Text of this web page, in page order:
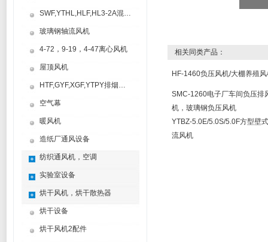
SWF,YTHL,HLF,HL3-2A混流风机
玻璃钢轴流风机
4-72，9-19，4-47离心风机
屋顶风机
HTF,GYF,XGF,YTPY排烟风机
空气幕
暖风机
造纸厂通风设备
纺织通风机，空调
实验室设备
烘干风机，烘干散热器
烘干设备
烘干风机2配件
相关同类产品：
HF-1460负压风机/大棚养殖
SMC-1260电子厂车间负压排
机，玻璃钢负压风机
YTBZ-5.0E/5.0S/5.0F方型壁
流风机